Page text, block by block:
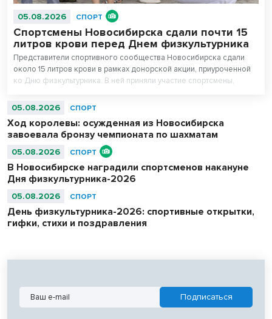
05.08.2026 СПОРТ
Спортсмены Новосибирска сдали почти 15
литров крови перед Днем физкультурника
Представители спортивного сообщества Новосибирска сдали
около 15 литров крови в рамках донорской акции, приуроченной
ко Дню физкультурника. В ней приняли участие спортсмены,
спорта, управления физической культуры и спорта мэрии города, а
05.08.2026 СПОРТ
Ход королевы: осужденная из Новосибирска
завоевала бронзу чемпионата по шахматам
05.08.2026 СПОРТ
В Новосибирске наградили спортсменов накануне
Дня физкультурника-2026
05.08.2026 СПОРТ
День физкультурника-2026: спортивные открытки,
гифки, стихи и поздравления